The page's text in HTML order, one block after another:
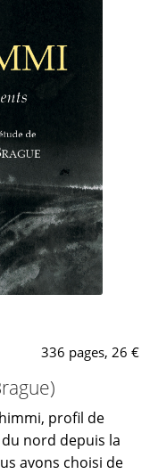
336 pages, 26 €
profil de
nord depuis la
avons choisi de